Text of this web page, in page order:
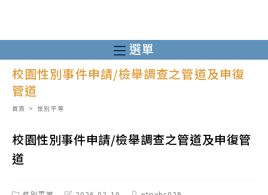
至
主
選單
校園性別事件申請/檢舉調查之管道及申復
管道
首頁 > 性別平等
校園性別事件申請/檢舉調查之管道及申復管
道